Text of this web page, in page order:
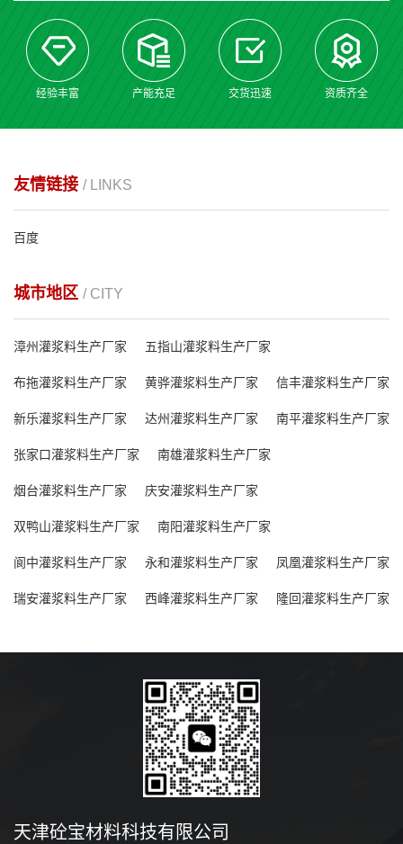
经验丰富 产能充足 交货迅速 资质齐全
友情链接 / LINKS
百度
城市地区 / CITY
漳州灌浆料生产厂家 五指山灌浆料生产厂家
布拖灌浆料生产厂家 黄骅灌浆料生产厂家 信丰灌浆料生产厂家
新乐灌浆料生产厂家 达州灌浆料生产厂家 南平灌浆料生产厂家
张家口灌浆料生产厂家 南雄灌浆料生产厂家
烟台灌浆料生产厂家 庆安灌浆料生产厂家
双鸭山灌浆料生产厂家 南阳灌浆料生产厂家
阆中灌浆料生产厂家 永和灌浆料生产厂家 凤凰灌浆料生产厂家
瑞安灌浆料生产厂家 西峰灌浆料生产厂家 隆回灌浆料生产厂家
天津砼宝材料科技有限公司